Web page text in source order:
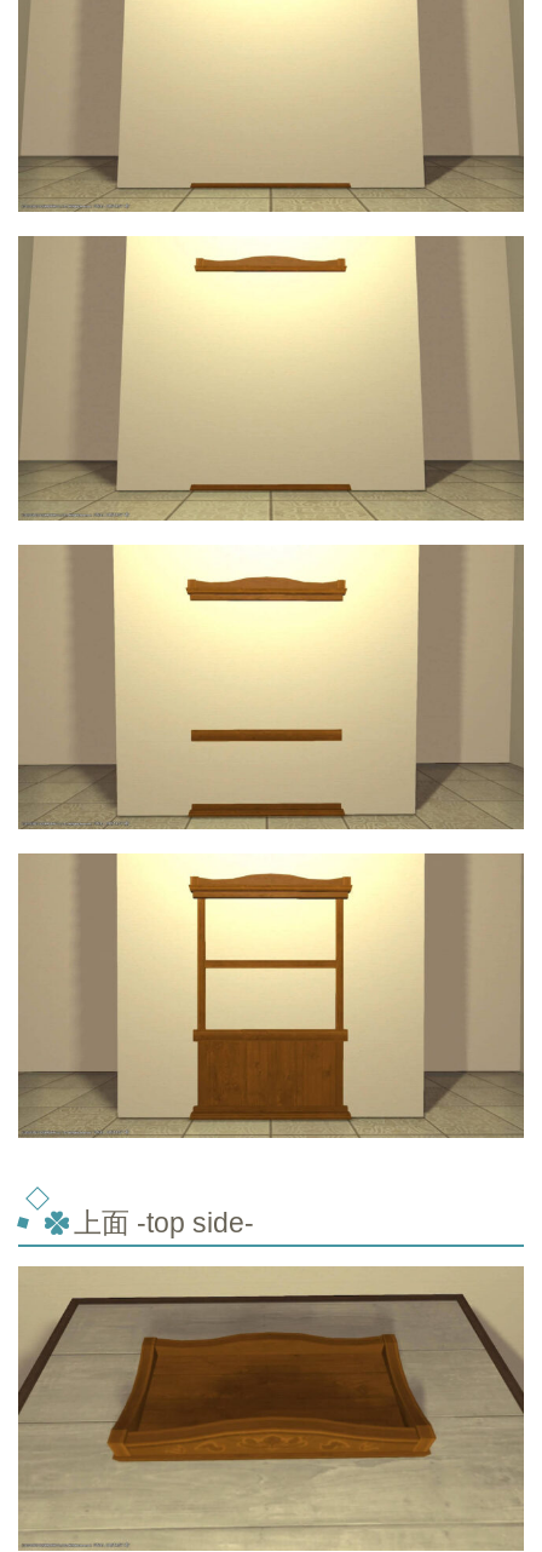
上面 -top side-